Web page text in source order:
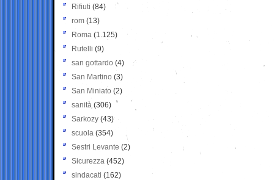
Rifiuti (84)
rom (13)
Roma (1.125)
Rutelli (9)
san gottardo (4)
San Martino (3)
San Miniato (2)
sanità (306)
Sarkozy (43)
scuola (354)
Sestri Levante (2)
Sicurezza (452)
sindacati (162)